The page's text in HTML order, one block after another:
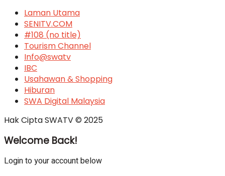
Laman Utama
SENITV.COM
#108 (no title)
Tourism Channel
Info@swatv
IBC
Usahawan & Shopping
Hiburan
SWA Digital Malaysia
Hak Cipta SWATV © 2025
Welcome Back!
Login to your account below